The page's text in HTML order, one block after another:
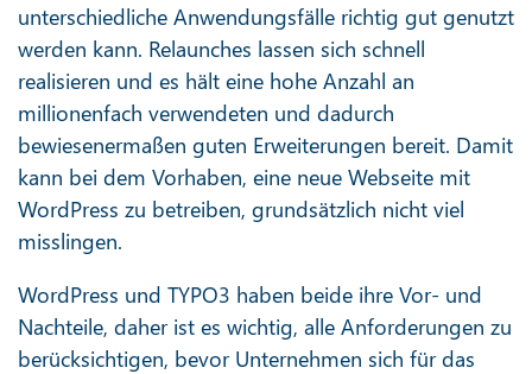
unterschiedliche Anwendungsfälle richtig gut genutzt
werden kann. Relaunches lassen sich schnell
realisieren und es hält eine hohe Anzahl an
millionenfach verwendeten und dadurch
bewiesenermaßen guten Erweiterungen bereit. Damit
kann bei dem Vorhaben, eine neue Webseite mit
WordPress zu betreiben, grundsätzlich nicht viel
misslingen.
WordPress und TYPO3 haben beide ihre Vor- und
Nachteile, daher ist es wichtig, alle Anforderungen zu
berücksichtigen, bevor Unternehmen sich für das